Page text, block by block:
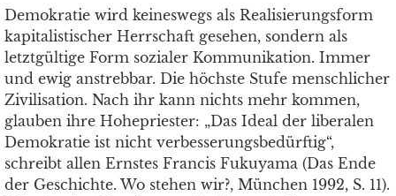
Demokratie wird keineswegs als Realisierungsform
kapitalistischer Herrschaft gesehen, sondern als
letztgültige Form sozialer Kommunikation. Immer
und ewig anstrebbar. Die höchste Stufe menschlicher
Zivilisation. Nach ihr kann nichts mehr kommen,
glauben ihre Hohepriester: „Das Ideal der liberalen
Demokratie ist nicht verbesserungsbedürftig“,
schreibt allen Ernstes Francis Fukuyama (Das Ende
der Geschichte. Wo stehen wir?, München 1992, S. 11).